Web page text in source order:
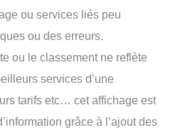
ou services liés peu
ou des erreurs.
ou le classement ne reflète
services d’une
tarifs etc… cet affichage est
grâce à l’ajout des